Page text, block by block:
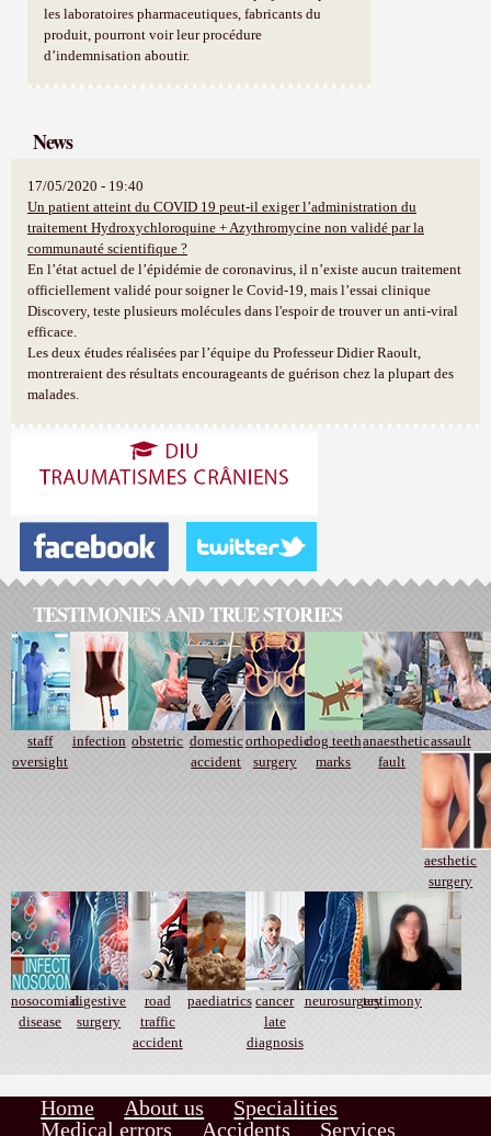
les laboratoires pharmaceutiques, fabricants du
produit, pourront voir leur procédure
d’indemnisation aboutir.
News
17/05/2020 - 19:40
Un patient atteint du COVID 19 peut-il exiger l’administration du
traitement Hydroxychloroquine + Azythromycine non validé par la
communauté scientifique ?
En l’état actuel de l’épidémie de coronavirus, il n’existe aucun traitement
officiellement validé pour soigner le Covid-19, mais l’essai clinique
Discovery, teste plusieurs molécules dans l'espoir de trouver un anti-viral
efficace.
Les deux études réalisées par l’équipe du Professeur Didier Raoult,
montreraient des résultats encourageants de guérison chez la plupart des
malades.
TESTIMONIES AND TRUE STORIES
staff
oversight
infection obstetric domestic
accident
orthopedic
surgery
dog teeth
marks
anaesthetic
fault
assault
aesthetic
surgery
nosocomial
disease
digestive
surgery
road
traffic
accident
paediatrics cancer
late
diagnosis
neurosurgerytestimony
Home About us
Specialities
Medical errors
Accidents Services